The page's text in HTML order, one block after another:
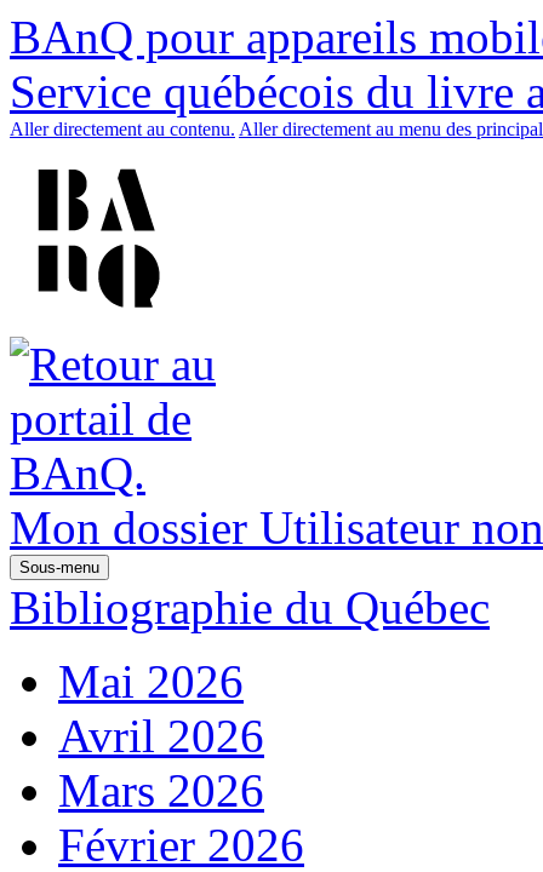
BAnQ pour appareils
Service québécois du livre
Aller directement au contenu. Aller directement au menu des
Mon dossier Utilisateur
Sous-menu
Bibliographie du Québec
Mai 2026
Avril 2026
Mars 2026
Février 2026